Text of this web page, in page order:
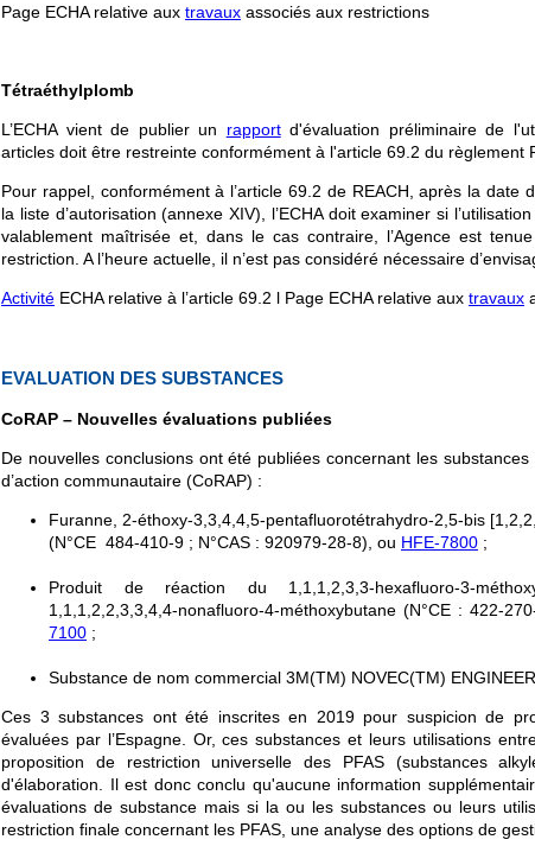
Page ECHA relative aux travaux associés aux restrictions
Tétraéthylplomb
L’ECHA vient de publier un rapportd'évaluation préliminaire de
articles doit être restreinte conformément à l'article 69.2 du règlement
Pour rappel, conformément à l’article 69.2 de REACH, après la date
la liste d’autorisation (annexe XIV), l’ECHA doit examiner si
valablement maîtrisée et, dans le cas contraire, l’Agence est
restriction. A l’heure actuelle, il n’est pas considéré nécessaire
Activité ECHA relative à l’article 69.2 l Page ECHA relative aux travaux
EVALUATION DES SUBSTANCES
CoRAP – Nouvelles évaluations publiées
De nouvelles conclusions ont été publiées concernant les
d’action communautaire (CoRAP) :
Furanne, 2-éthoxy-3,3,4,4,5-pentafluorotétrahydro-2,5-bis
(N°CE 484-410-9 ; N°CAS : 920979-28-8), ou HFE-7800 ;
Produit de réaction du 1,1,1,2,3,3-hexafluoro-3-
1,1,1,2,2,3,3,4,4-nonafluoro-4-méthoxybutane (N°CE : 422-
7100 ;
Substance de nom commercial 3M(TM) NOVEC(TM)
Ces 3 substances ont été inscrites en 2019 pour suspicion de
évaluées par l’Espagne. Or, ces substances et leurs utilisations
proposition de restriction universelle des PFAS (substances
d'élaboration. Il est donc conclu qu'aucune information
évaluations de substance mais si la ou les substances ou leurs
restriction finale concernant les PFAS, une analyse des options de